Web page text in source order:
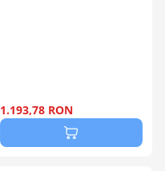
1.193,78 RON